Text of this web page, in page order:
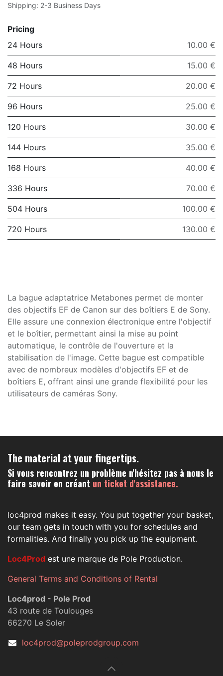
Shipping: 2-3 Business Days
Pricing
24 Hours
10.00 €
48 Hours 15.00 €
72 Hours 20.00 €
96 Hours 25.00 €
120 Hours 30.00 €
144 Hours 35.00 €
168 Hours 40.00 €
336 Hours 70.00 €
504 Hours 100.00 €
720 Hours 130.00 €
La bague adaptatrice Metabones permet de monter
des objectifs EF de Canon sur des boîtiers E de Sony.
Elle assure une connexion électronique entre l'objectif
et le boîtier, permettant ainsi la mise au point
automatique, le contrôle de l'ouverture et la
stabilisation de l'image. Cette bague est compatible
avec de nombreux modèles d'objectifs EF et de
boîtiers E, offrant ainsi une grande flexibilité pour les
utilisateurs de caméras Sony.
The material at your fingertips.
Si vous rencontrez un problème n'hésitez pas à nous le
faire savoir en créant un ticket d'assistance.
loc4prod makes it easy. You put together your basket,
our team gets in touch with you for schedules and
formalities. And finally you pick up the equipment.
Loc4Prod est une marque de Pole Production.
General Terms and Conditions of Rental
Loc4prod - Pole Prod
43 route de Toulouges
66270 Le Soler
loc4prod@poleprodgroup.com